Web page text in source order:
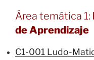
Área temática 1:
de Aprendizaje
C1-001 Ludo-